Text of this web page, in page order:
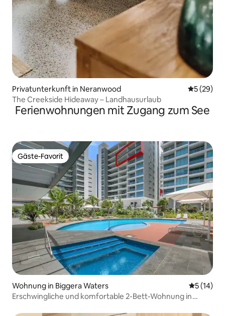
Privatunterkunft in Neranwood
5 (29)
The Creekside Hideaway – Landhausurlaub
Ferienwohnungen mit Zugang zum See
Gäste-Favorit
Gäste-Favorit
Wohnung in Biggera Waters
5 (14)
Erschwingliche und komfortable 2-Bett-Wohnung in